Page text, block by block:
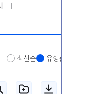
최신순 유형순